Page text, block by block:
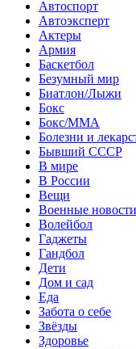
Автоспорт
Автоэксперт
Актеры
Армия
Баскетбол
Безумный мир
Биатлон/Лыжи
Бокс
Бокс/MMA
Болезни и
Бывший СССР
В мире
В России
Вещи
Военные новости
Волейбол
Гаджеты
Гандбол
Дети
Дом и сад
Еда
Забота о себе
Звёзды
Здоровье